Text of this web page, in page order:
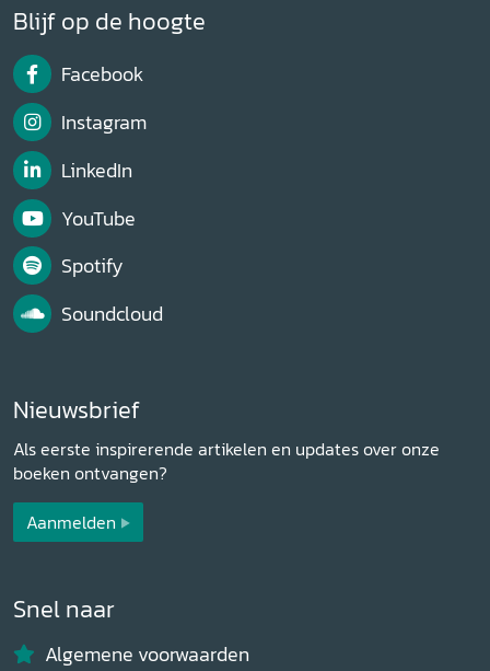
Blijf op de hoogte
Facebook
Instagram
LinkedIn
YouTube
Spotify
Soundcloud
Nieuwsbrief
Als eerste inspirerende artikelen en updates over onze
boeken ontvangen?
Aanmelden
Snel naar
Algemene voorwaarden